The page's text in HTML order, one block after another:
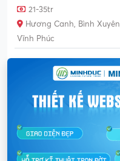
21-35tr
Hương Canh, Bình Xuyên,
Vĩnh Phúc